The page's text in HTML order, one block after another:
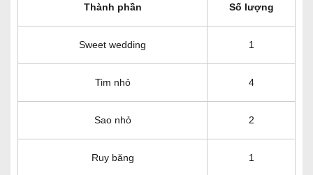
Thành phần Số lượng
Sweet wedding 1
Tim nhỏ 4
Sao nhỏ 2
Ruy băng 1